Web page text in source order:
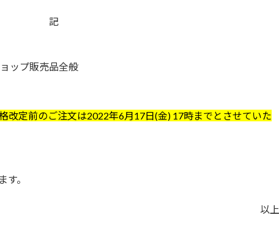
記
ップ販売品全般
改定前のご注文は2022年6月17日(金) 17時までとさせていた
。
以上